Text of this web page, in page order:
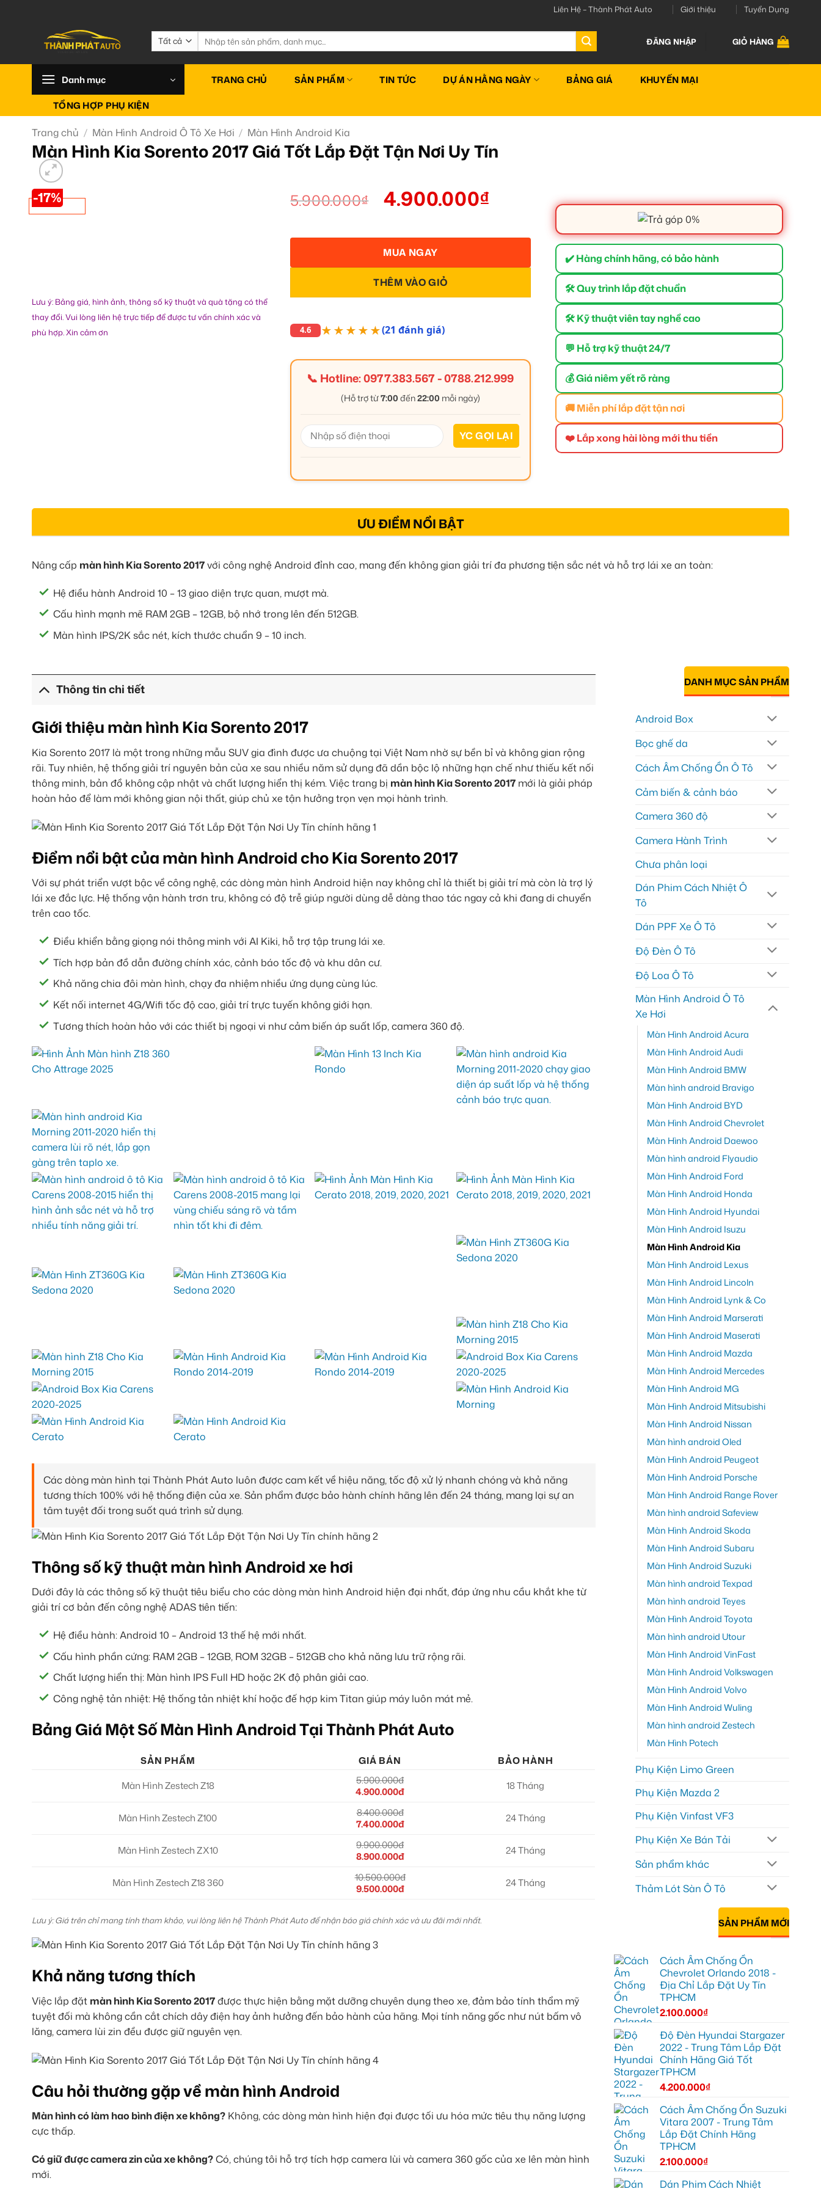
Liên Hệ – Thành Phát Auto Giới thiệu Tuyển Dụng
Tìm
kiếm:
ĐĂNG NHẬP GIỎ HÀNG
Danh mục TRANG CHỦ SẢN PHẨM TIN TỨC DỰ ÁN HẰNG NGÀY BẢNG GIÁ KHUYẾN MẠI
TỔNG HỢP PHỤ KIỆN
Trang chủ / Màn Hình Android Ô Tô Xe Hơi / Màn Hình Android Kia
Màn Hình Kia Sorento 2017 Giá Tốt Lắp Đặt Tận Nơi Uy Tín
-17%
Lưu ý: Bảng giá, hình ảnh, thông số kỹ thuật và quà tặng có thể
thay đổi. Vui lòng liên hệ trực tiếp để được tư vấn chính xác và
phù hợp. Xin cảm ơn
5.900.000₫ 4.900.000₫
THÊM VÀO GIỎ
MUA NGAY
4.6 ★★★★★(21 đánh giá)
📞 Hotline:0977.383.567-0788.212.999
(Hỗ trợ từ7:00 đến22:00 mỗi ngày)
✔️ Hàng chính hãng, có bảo hành
🛠 Quy trình lắp đặt chuẩn
🛠 Kỹ thuật viên tay nghề cao
💬 Hỗ trợ kỹ thuật 24/7
💰 Giá niêm yết rõ ràng
🚚 Miễn phí lắp đặt tận nơi
❤️ Lắp xong hài lòng mới thu tiền
ƯU ĐIỂM NỔI BẬT
Nâng cấp màn hình Kia Sorento 2017với công nghệ Android đỉnh cao, mang đến không gian giải trí đa phương tiện sắc nét và hỗ trợ lái xe an toàn:
Hệ điều hành Android 10 – 13 giao diện trực quan, mượt mà.
Cấu hình mạnh mẽ RAM 2GB – 12GB, bộ nhớ trong lên đến 512GB.
Màn hình IPS/2K sắc nét, kích thước chuẩn 9 – 10 inch.
Thông tin chi tiết
Giới thiệu màn hình Kia Sorento 2017
Kia Sorento 2017 là một trong những mẫu SUV gia đình được ưa chuộng tại Việt Nam nhờ sự bền bỉ và không gian rộng
rãi. Tuy nhiên, hệ thống giải trí nguyên bản của xe sau nhiều năm sử dụng đã dần bộc lộ những hạn chế như thiếu kết nối
thông minh, bản đồ không cập nhật và chất lượng hiển thị kém. Việc trang bị màn hình Kia Sorento 2017 mới là giải pháp
hoàn hảo để làm mới không gian nội thất, giúp chủ xe tận hưởng trọn vẹn mọi hành trình.
Điểm nổi bật của màn hình Android cho Kia Sorento 2017
Với sự phát triển vượt bậc về công nghệ, các dòng màn hình Android hiện nay không chỉ là thiết bị giải trí mà còn là trợ lý
lái xe đắc lực. Hệ thống vận hành trơn tru, không có độ trễ giúp người dùng dễ dàng thao tác ngay cả khi đang di chuyển
trên cao tốc.
Điều khiển bằng giọng nói thông minh với AI Kiki, hỗ trợ tập trung lái xe.
Tích hợp bản đồ dẫn đường chính xác, cảnh báo tốc độ và khu dân cư.
Khả năng chia đôi màn hình, chạy đa nhiệm nhiều ứng dụng cùng lúc.
Kết nối internet 4G/Wifi tốc độ cao, giải trí trực tuyến không giới hạn.
Tương thích hoàn hảo với các thiết bị ngoại vi như cảm biến áp suất lốp, camera 360 độ.
Các dòng màn hình tại Thành Phát Auto luôn được cam kết về hiệu năng, tốc độ xử lý nhanh chóng và khả năng
tương thích 100% với hệ thống điện của xe. Sản phẩm được bảo hành chính hãng lên đến 24 tháng, mang lại sự an
tâm tuyệt đối trong suốt quá trình sử dụng.
Thông số kỹ thuật màn hình Android xe hơi
Dưới đây là các thông số kỹ thuật tiêu biểu cho các dòng màn hình Android hiện đại nhất, đáp ứng nhu cầu khắt khe từ
giải trí cơ bản đến công nghệ ADAS tiên tiến:
Hệ điều hành: Android 10 – Android 13 thế hệ mới nhất.
Cấu hình phần cứng: RAM 2GB – 12GB, ROM 32GB – 512GB cho khả năng lưu trữ rộng rãi.
Chất lượng hiển thị: Màn hình IPS Full HD hoặc 2K độ phân giải cao.
Công nghệ tản nhiệt: Hệ thống tản nhiệt khí hoặc đế hợp kim Titan giúp máy luôn mát mẻ.
Bảng Giá Một Số Màn Hình Android Tại Thành Phát Auto
SẢN PHẨM GIÁ BÁN
BẢO HÀNH
Màn Hình Zestech Z18
5.900.000đ
4.900.000đ
18 Tháng
Màn Hình Zestech Z100
8.400.000đ
7.400.000đ
24 Tháng
Màn Hình Zestech ZX10
9.900.000đ
8.900.000đ
24 Tháng
Màn Hình Zestech Z18 360
10.500.000đ
9.500.000đ
24 Tháng
Lưu ý: Giá trên chỉ mang tính tham khảo, vui lòng liên hệ Thành Phát Auto để nhận báo giá chính xác và ưu đãi mới nhất.
Khả năng tương thích
Việc lắp đặt màn hình Kia Sorento 2017được thực hiện bằng mặt dưỡng chuyên dụng theo xe, đảm bảo tính thẩm mỹ
tuyệt đối mà không cần cắt chích dây điện hay ảnh hưởng đến bảo hành của hãng. Mọi tính năng gốc như nút bấm vô
lăng, camera lùi zin đều được giữ nguyên vẹn.
Câu hỏi thường gặp về màn hình Android
Màn hình có làm hao bình điện xe không? Không, các dòng màn hình hiện đại được tối ưu hóa mức tiêu thụ năng lượng
cực thấp.
Có giữ được camera zin của xe không?Có, chúng tôi hỗ trợ tích hợp camera lùi và camera 360 gốc của xe lên màn hình
mới.
DANH MỤC SẢN PHẨM
Android Box
Bọc ghế da
Cách Âm Chống Ồn Ô Tô
Cảm biến & cảnh báo
Camera 360 độ
Camera Hành Trình
Chưa phân loại
Dán Phim Cách Nhiệt Ô
Tô
Dán PPF Xe Ô Tô
Độ Đèn Ô Tô
Độ Loa Ô Tô
Màn Hình Android Ô Tô
Xe Hơi
Màn Hình Android Acura
Màn Hình Android Audi
Màn Hình Android BMW
Màn hình android Bravigo
Màn Hình Android BYD
Màn Hình Android Chevrolet
Màn Hình Android Daewoo
Màn hình android Flyaudio
Màn Hình Android Ford
Màn Hình Android Honda
Màn Hình Android Hyundai
Màn Hình Android Isuzu
Màn Hình Android Kia
Màn Hình Android Lexus
Màn Hình Android Lincoln
Màn Hình Android Lynk & Co
Màn Hình Android Marserati
Màn Hình Android Maserati
Màn Hình Android Mazda
Màn Hình Android Mercedes
Màn Hình Android MG
Màn Hình Android Mitsubishi
Màn Hình Android Nissan
Màn hình android Oled
Màn Hình Android Peugeot
Màn Hình Android Porsche
Màn Hình Android Range Rover
Màn hình android Safeview
Màn Hình Android Skoda
Màn Hình Android Subaru
Màn Hình Android Suzuki
Màn hình android Texpad
Màn hình android Teyes
Màn Hình Android Toyota
Màn hình android Utour
Màn Hình Android VinFast
Màn Hình Android Volkswagen
Màn Hình Android Volvo
Màn Hình Android Wuling
Màn hình android Zestech
Màn Hình Potech
Phụ Kiện Limo Green
Phụ Kiện Mazda 2
Phụ Kiện Vinfast VF3
Phụ Kiện Xe Bán Tải
Sản phẩm khác
Thảm Lót Sàn Ô Tô
SẢN PHẨM MỚI
Cách Âm Chống Ồn
Chevrolet Orlando 2018 -
Địa Chỉ Lắp Đặt Uy Tín
TPHCM
2.100.000₫
Độ Đèn Hyundai Stargazer
2022 - Trung Tâm Lắp Đặt
Chính Hãng Giá Tốt
TPHCM
4.200.000₫
Cách Âm Chống Ồn Suzuki
Vitara 2007 - Trung Tâm
Lắp Đặt Chính Hãng
TPHCM
2.100.000₫
Dán Phim Cách Nhiệt